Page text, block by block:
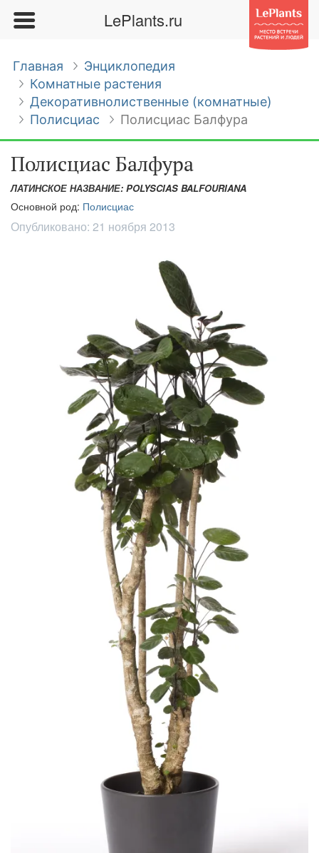
LePlants.ru
Главная
Энциклопедия
Комнатные растения
Декоративнолиственные (комнатные)
Полисциас
Полисциас Балфура
Полисциас Балфура
ЛАТИНСКОЕ НАЗВАНИЕ: POLYSCIAS BALFOURIANA
Основной род: Полисциас
Опубликовано: 21 ноября 2013